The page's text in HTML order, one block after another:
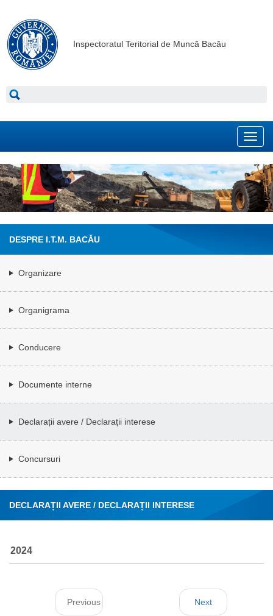
Inspectoratul Teritorial de Muncă Bacău
DESPRE I.T.M. BACĂU
Organizare
Organigrama
Conducere
Documente interne
Declarații avere / Declarații interese
Concursuri
DECLARAȚII AVERE / DECLARAȚII INTERESE
2024
Previous Next